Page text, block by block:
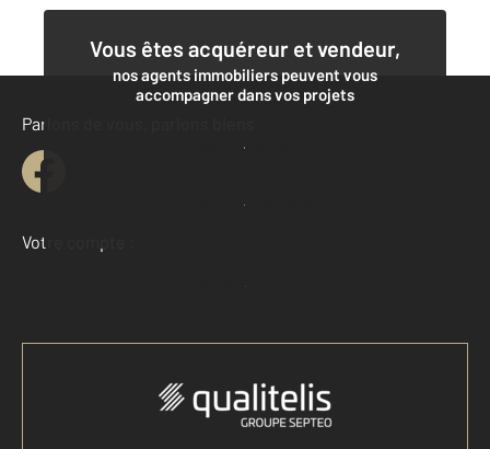
Vous êtes acquéreur et vendeur,
nos agents immobiliers peuvent vous
accompagner dans vos projets
Contacter l'agence
Demander une estimation
Parlons de vous, parlons biens
Votre compte :
Accéder à mon compte